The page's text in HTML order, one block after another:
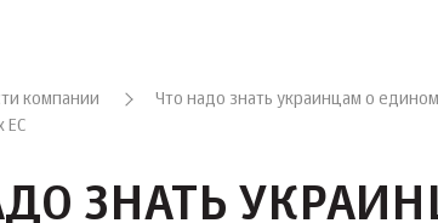
компании
Что надо знать украинцам о
ЕС
ЗНАТЬ